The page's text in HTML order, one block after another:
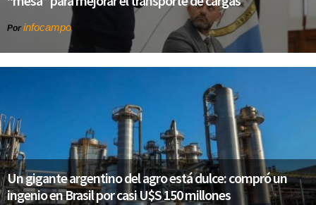
Por infocampo
Un gigante argentino del agro está dulce: compró un
ingenio en Brasil por casi U$S 150 millones